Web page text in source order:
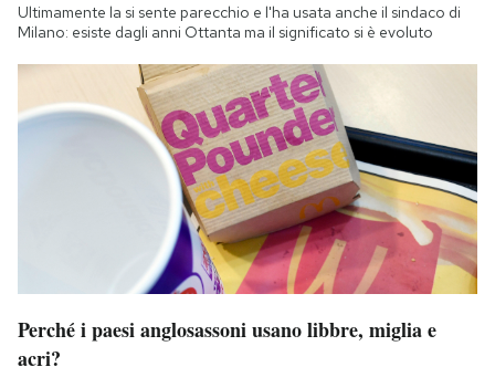
Ultimamente la si sente parecchio e l'ha usata anche il sindaco di
Milano: esiste dagli anni Ottanta ma il significato si è evoluto
Perché i paesi anglosassoni usano libbre, miglia e
acri?